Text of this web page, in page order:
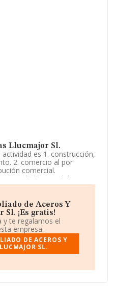
Llucmajor Sl.
es 1. construcción,
2. comercio al por
comercial.
inmobiliarias.
5. industrias
una Sociedad Limitada.
'%cnae%', código
en mercados
y Ferrallas Llucmajor
en Calle Quito El
Baleares.
de Aceros Y
¡Es gratis!
y te regalamos el
empresa.
DE ACEROS Y
SL.